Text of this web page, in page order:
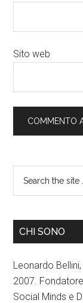
Sito web
CHI SONO
Leonardo
2007.
Social Minds e